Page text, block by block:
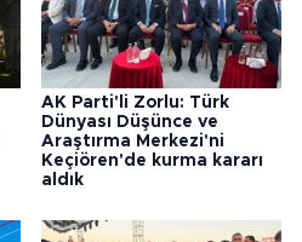
AK Parti'li Zorlu: Türk
Dünyası Düşünce ve
Araştırma Merkezi'ni
Keçiören'de kurma kararı
aldık